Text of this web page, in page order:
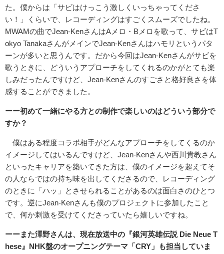
た。僕からは「サビはけっこう激しくいっちゃってくださ
い！」くらいで、レコーディングはすごくスムーズでしたね。
MWAMの曲でJean-KenさんはAメロ・Bメロを歌って、サビはT
okyo TanakaさんがメインでJean-Kenさんはハモリというパタ
ーンが多いと思うんです。だから今回はJean-Kenさんがサビを
歌うときに、どういうアプローチをしてくれるのかがとても楽
しみだったんですけど、Jean-Kenさんのすごさと格好良さを体
感することができました。
ーー初めて一緒にやる方との制作で楽しいのはどういう部分で
すか？
僕はある程度コラボ相手がどんなアプローチをしてくるのか
イメージしてはいるんですけど、Jean-Kenさんや西川貴教さん
といったキャリアを築いてきた方は、僕のイメージを超えてそ
の人ならではの持ち味を出してくださるので、レコーディング
のときに「ハッ」とさせられることがあるのは面白さのひとつ
です。逆にJean-Kenさんも僕のプロジェクトに参加したこと
で、何か刺激を受けてくださっていたら嬉しいですね。
ーーまた澤野さんは、現在放送中の『銀河英雄伝説 Die Neue T
hese 』 NHK盤のオープニングテーマ「CRY 」も担当していま